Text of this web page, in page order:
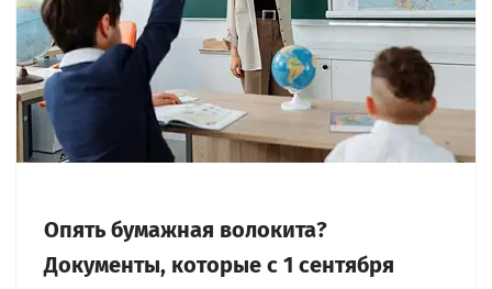
Опять бумажная волокита?
Документы, которые с 1 сентября